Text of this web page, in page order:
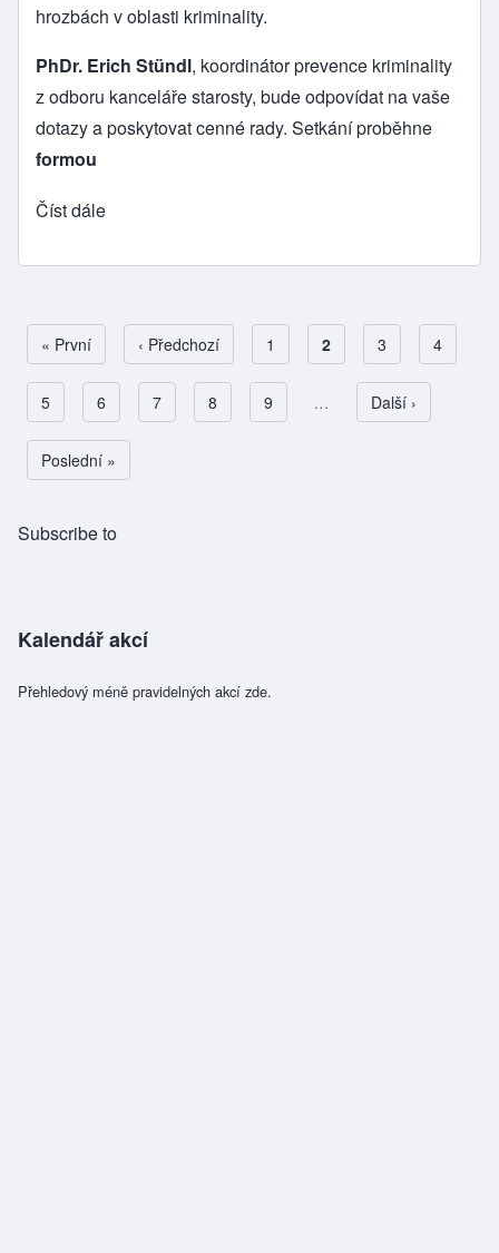
hrozbách v oblasti kriminality.
PhDr. Erich Stündl, koordinátor prevence kriminality
z odboru kanceláře starosty, bude odpovídat na vaše
dotazy a poskytovat cenné rady. Setkání proběhne
formou
Číst dále
Pagination
First page
« První Předchozí stránka
‹ Předchozí Page
1 Aktuální stránka
2 Page
3 Page
4
Page
5 Page
6 Page
7 Page
8 Page
9 … Následující
Další ›
Poslední stránka
Poslední »
Subscribe to
Kalendář akcí
Přehledový méně pravidelných akcí zde.